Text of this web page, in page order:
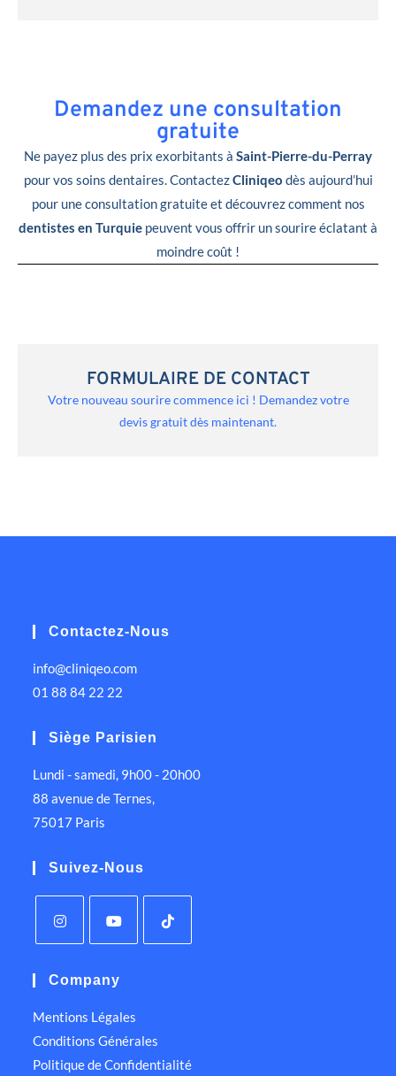
Demandez une consultation
gratuite
Ne payez plus des prix exorbitants à Saint-Pierre-du-Perray
pour vos soins dentaires. ContactezCliniqeo dès aujourd’hui
pour une consultation gratuite et découvrez comment nos
dentistes en Turquie peuvent vous offrir un sourire éclatant à
moindre coût !
FORMULAIRE DE CONTACT
Votre nouveau sourire commence ici ! Demandez votre
devis gratuit dès maintenant.
Contactez-Nous
info@cliniqeo.com
01 88 84 22 22
Siège Parisien
Lundi - samedi, 9h00 - 20h00
88 avenue de Ternes,
75017 Paris
Suivez-Nous
Company
Mentions Légales
Conditions Générales
Politique de Confidentialité